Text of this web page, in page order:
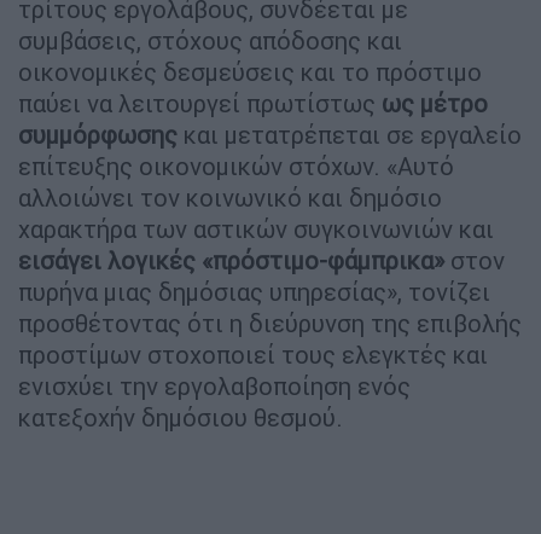
τρίτους εργολάβους, συνδέεται με
συμβάσεις, στόχους απόδοσης και
οικονομικές δεσμεύσεις και το πρόστιμο
παύει να λειτουργεί πρωτίστως ως μέτρο
συμμόρφωσης και μετατρέπεται σε εργαλείο
επίτευξης οικονομικών στόχων. «Αυτό
αλλοιώνει τον κοινωνικό και δημόσιο
χαρακτήρα των αστικών συγκοινωνιών και
εισάγει λογικές «πρόστιμο-φάμπρικα» στον
πυρήνα μιας δημόσιας υπηρεσίας», τονίζει
προσθέτοντας ότι η διεύρυνση της επιβολής
προστίμων στοχοποιεί τους ελεγκτές και
ενισχύει την εργολαβοποίηση ενός
κατεξοχήν δημόσιου θεσμού.